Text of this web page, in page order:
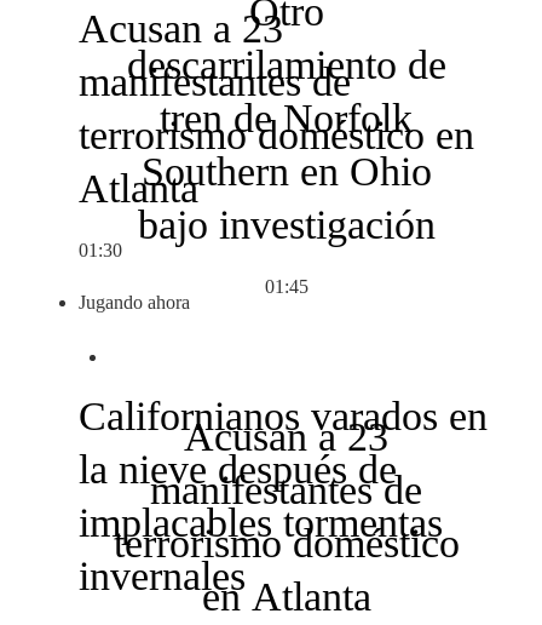
Otro
descarrilamiento de
tren de Norfolk
Southern en Ohio
bajo investigación
01:45
Acusan a 23
manifestantes de
terrorismo doméstico
en Atlanta
Acusan a 23
manifestantes de
terrorismo doméstico en
Atlanta
01:30
Jugando ahora
Californianos varados en
la nieve después de
implacables tormentas
invernales